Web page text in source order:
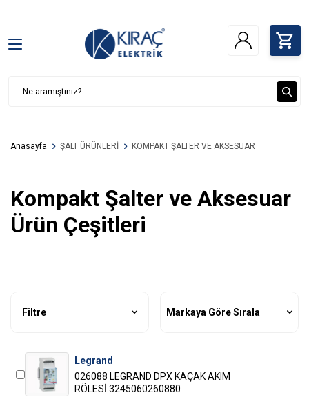
Anasayfa ŞALT ÜRÜNLERİ KOMPAKT ŞALTER VE AKSESUAR
Kompakt Şalter ve Aksesuar
Ürün Çeşitleri
Filtre Markaya Göre Sırala
Legrand
026088 LEGRAND DPX KAÇAK AKIM
RÖLESİ 3245060260880